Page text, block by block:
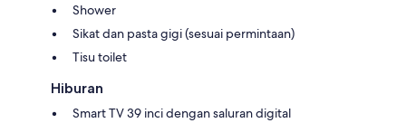
Shower
Sikat dan pasta gigi (sesuai permintaan)
Tisu toilet
Hiburan
Smart TV 39 inci dengan saluran digital